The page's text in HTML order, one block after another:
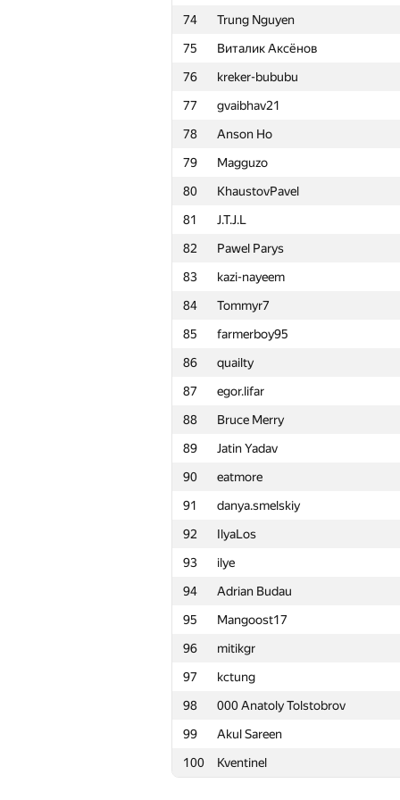
74
Trung Nguyen
75
Виталик Аксёнов
76
kreker-bububu
77
gvaibhav21
78
Anson Ho
79
Magguzo
80
KhaustovPavel
81
J.T.J.L
82
Pawel Parys
83
kazi-nayeem
84
Tommyr7
85
farmerboy95
86
quailty
87
egor.lifar
88
Bruce Merry
89
Jatin Yadav
90
eatmore
91
danya.smelskiy
92
IlyaLos
93
ilye
94
Adrian Budau
95
Mangoost17
96
mitikgr
97
kctung
98
000 Anatoly Tolstobrov
99
Akul Sareen
100
Kventinel
51 ftiasch
52
Michal Švagerka
53
Ce Jin
54
Victor Omelyanenko
55
akigeor
56
Nicholas Jimsheleishvili
57
elvina1011
58
liympanda
59
Мокин Василий
60
makarselivanov
61
ariacas
62
a2ei
63
tmt514
64
ItsLastDay
65
Copymaster
66
cki86201
67
Rayker
68
lebronua2013
69
Antti Laaksonen
70
koosaga
71
marcin.smu
72
vyxaryx
73
adilbek-dalabaev
74
Trung Nguyen
75
Виталик Аксёнов
76
kreker-bububu
77
gvaibhav21